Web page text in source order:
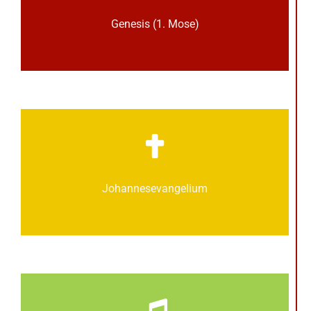
Genesis (1. Mose)
Johannes­­evangelium